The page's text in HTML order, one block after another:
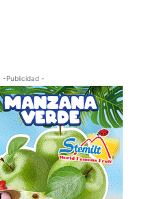
-Publicidad -